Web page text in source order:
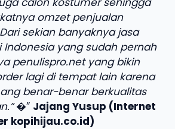
omzet penjualan
sekian banyaknya jasa
Indonesia yang sudah pernah
penulispro.net yang bikin
lagi di tempat lain karena
benar-benar berkualitas
�” Jajang Yusup (Internet
kopihijau.co.id)